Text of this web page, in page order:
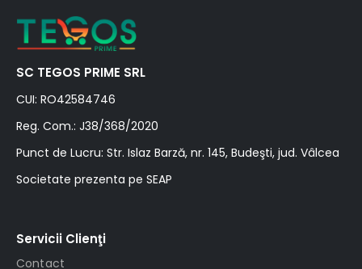
SC TEGOS PRIME SRL
CUI: RO42584746
Reg. Com.: J38/368/2020
Punct de Lucru: Str. Islaz Barză, nr. 145, Budeşti, jud. Vâlcea
Societate prezenta pe SEAP
Servicii Clienţi
Contact